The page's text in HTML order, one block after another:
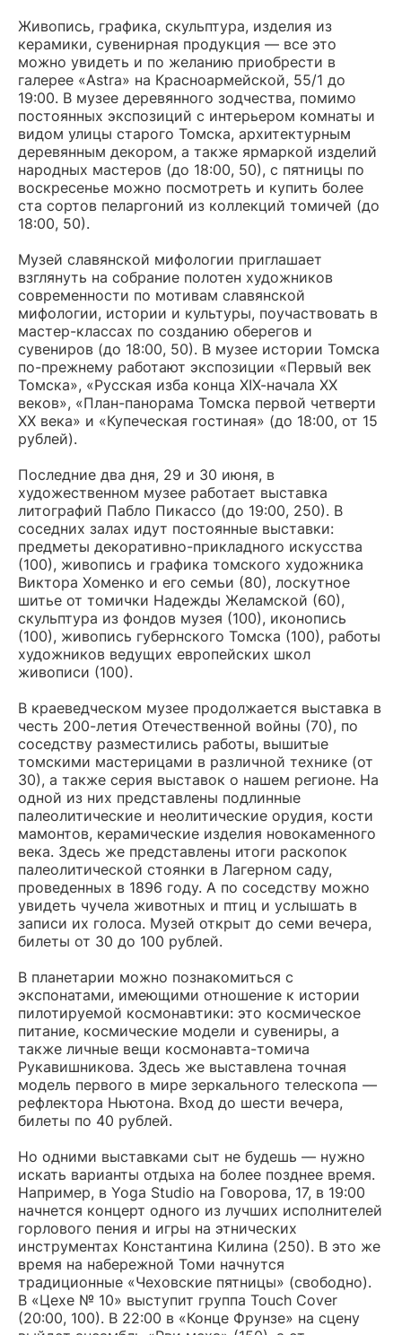
Живопись, графика, скульптура, изделия из
керамики, сувенирная продукция — все это
можно увидеть и по желанию приобрести в
галерее «Astra» на Красноармейской, 55/1 до
19:00. В музее деревянного зодчества, помимо
постоянных экспозиций с интерьером комнаты и
видом улицы старого Томска, архитектурным
деревянным декором, а также ярмаркой изделий
народных мастеров (до 18:00, 50), с пятницы по
воскресенье можно посмотреть и купить более
ста сортов пеларгоний из коллекций томичей (до
18:00, 50).
Музей славянской мифологии приглашает
взглянуть на собрание полотен художников
современности по мотивам славянской
мифологии, истории и культуры, поучаствовать в
мастер-классах по созданию оберегов и
сувениров (до 18:00, 50). В музее истории Томска
по-прежнему работают экспозиции «Первый век
Томска», «Русская изба конца XIХ-начала XX
веков», «План-панорама Томска первой четверти
XX века» и «Купеческая гостиная» (до 18:00, от 15
рублей).
Последние два дня, 29 и 30 июня, в
художественном музее работает выставка
литографий Пабло Пикассо (до 19:00, 250). В
соседних залах идут постоянные выставки:
предметы декоративно-прикладного искусства
(100), живопись и графика томского художника
Виктора Хоменко и его семьи (80), лоскутное
шитье от томички Надежды Желамской (60),
скульптура из фондов музея (100), иконопись
(100), живопись губернского Томска (100), работы
художников ведущих европейских школ
живописи (100).
В краеведческом музее продолжается выставка в
честь 200-летия Отечественной войны (70), по
соседству разместились работы, вышитые
томскими мастерицами в различной технике (от
30), а также серия выставок о нашем регионе. На
одной из них представлены подлинные
палеолитические и неолитические орудия, кости
мамонтов, керамические изделия новокаменного
века. Здесь же представлены итоги раскопок
палеолитической стоянки в Лагерном саду,
проведенных в 1896 году. А по соседству можно
увидеть чучела животных и птиц и услышать в
записи их голоса. Музей открыт до семи вечера,
билеты от 30 до 100 рублей.
В планетарии можно познакомиться с
экспонатами, имеющими отношение к истории
пилотируемой космонавтики: это космическое
питание, космические модели и сувениры, а
также личные вещи космонавта-томича
Рукавишникова. Здесь же выставлена точная
модель первого в мире зеркального телескопа —
рефлектора Ньютона. Вход до шести вечера,
билеты по 40 рублей.
Но одними выставками сыт не будешь — нужно
искать варианты отдыха на более позднее время.
Например, в Yoga Studio на Говорова, 17, в 19:00
начнется концерт одного из лучших исполнителей
горлового пения и игры на этнических
инструментах Константина Килина (250). В это же
время на набережной Томи начнутся
традиционные «Чеховские пятницы» (свободно).
В «Цехе № 10» выступит группа Touch Cover
(20:00, 100). В 22:00 в «Конце Фрунзе» на сцену